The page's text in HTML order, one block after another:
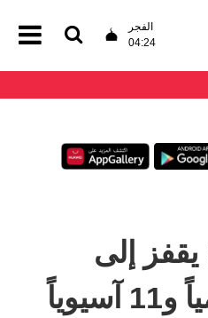
الفجر
04:24
إلى